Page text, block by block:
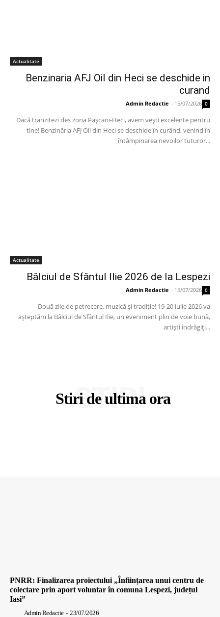
Actualitate
Benzinaria AFJ Oil din Heci se deschide in
curand
Admin Redactie - 15/07/2026 0
Dacă tranzitezi des zona Pașcani-Heci, avem vești excelente pentru
tine! Benzinăria AFJ Oil din Heci se deschide în curând, venind în
întâmpinarea nevoilor tuturor...
Actualitate
Bâlciul de Sfântul Ilie 2026 de la Lespezi
Admin Redactie - 15/07/2026 0
Două zile de petrecere, muzică și tradiție! 19-20 iulie 2026 va
așteptăm la Bâlciul de Sfântul Ilie, un eveniment plin de voie bună,
artiști îndrăgiți...
Stiri de ultima ora
STIRI
PNRR: Finalizarea proiectului „Înființarea unui centru de
colectare prin aport voluntar în comuna Lespezi, județul
Iasi”
Admin Redactie - 23/07/2026